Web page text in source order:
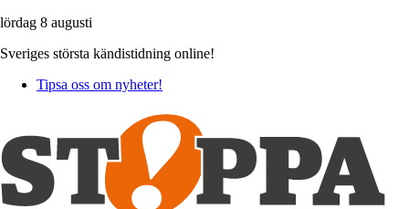
lördag 8 augusti
Sveriges största kändistidning online!
Tipsa oss om nyheter!